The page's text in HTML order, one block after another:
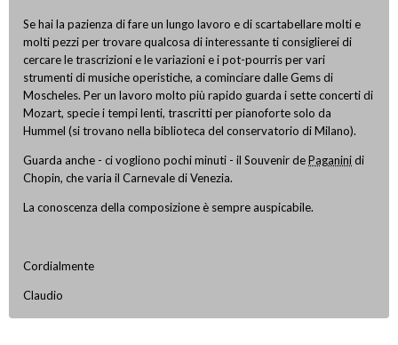
Se hai la pazienza di fare un lungo lavoro e di scartabellare molti e
molti pezzi per trovare qualcosa di interessante ti consiglierei di
cercare le trascrizioni e le variazioni e i pot-pourris per vari
strumenti di musiche operistiche, a cominciare dalle Gems di
Moscheles. Per un lavoro molto più rapido guarda i sette concerti di
Mozart, specie i tempi lenti, trascritti per pianoforte solo da
Hummel (si trovano nella biblioteca del conservatorio di Milano).
Guarda anche - ci vogliono pochi minuti - il Souvenir dePaganinidi
Chopin, che varia il Carnevale di Venezia.
La conoscenza della composizione è sempre auspicabile.
Cordialmente
Claudio